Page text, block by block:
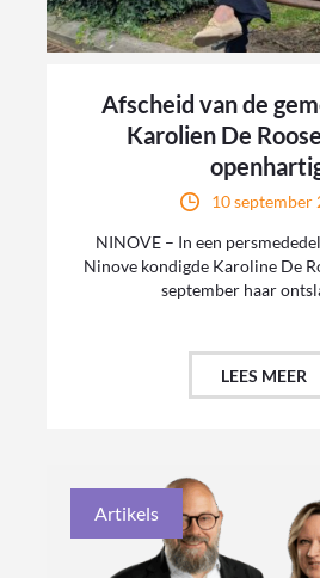
Afscheid van de
Karolien De
10 september
NINOVE – In een
Ninove kondigde Karoline De
september haar
LEES MEER
Artikels